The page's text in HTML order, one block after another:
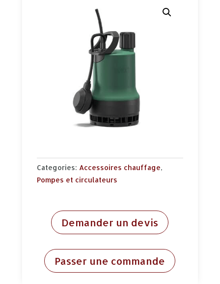
Categories: Accessoires chauffage,
Pompes et circulateurs
Demander un devis
Passer une commande